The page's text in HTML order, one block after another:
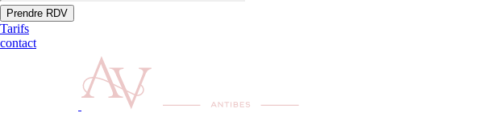
Prendre RDV
Tarifs
contact